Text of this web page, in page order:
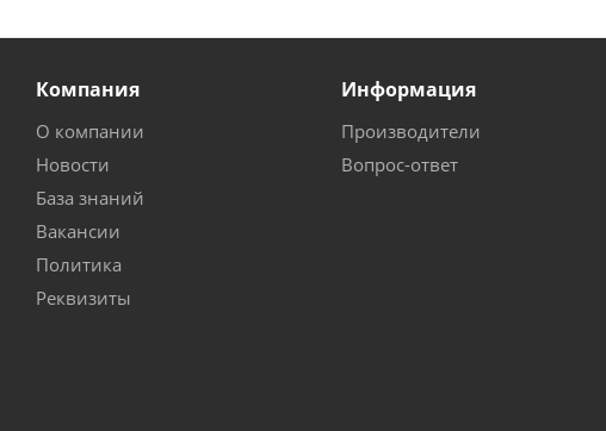
Компания
О компании
Новости
База знаний
Вакансии
Политика
Реквизиты
Информация
Производители
Вопрос-ответ